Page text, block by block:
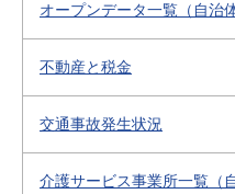
オープンデータ一覧（自治
不動産と税金
交通事故発生状況
介護サービス事業所一覧（